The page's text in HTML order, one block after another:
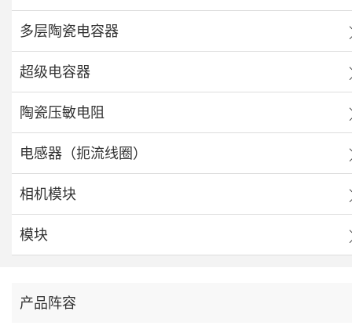
多层陶瓷电容器
超级电容器
陶瓷压敏电阻
电感器（扼流线圈）
相机模块
模块
产品阵容